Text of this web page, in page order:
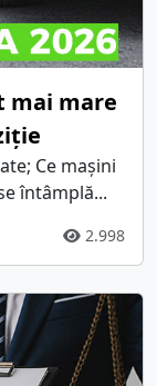
mai mare
Ce mașini
întâmplă...
2.998